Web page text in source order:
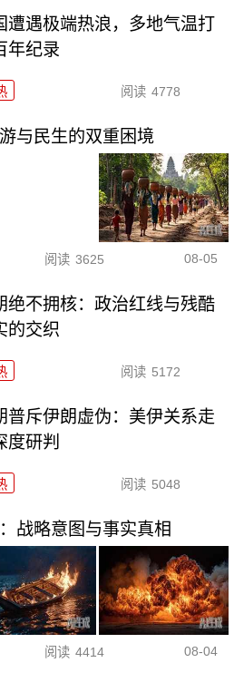
遭遇极端热浪，多地气温打
年纪录
阅读 4778
与民生的双重困境
阅读 3625 08-05
绝不拥核：政治红线与残酷
的交织
阅读 5172
普斥伊朗虚伪：美伊关系走
度研判
阅读 5048
战略意图与事实真相
阅读 4414 08-04